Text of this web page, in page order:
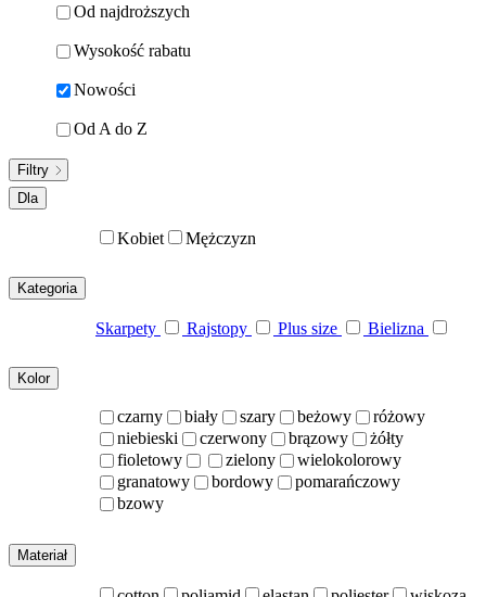
Od najdroższych
Wysokość rabatu
Nowości
Od A do Z
Filtry
Dla
Kobiet Mężczyzn
Kategoria
Skarpety Rajstopy Plus size Bielizna
Kolor
czarny biały szary beżowy
różowy
niebieski
czerwony brązowy
żółty
fioletowy
zielony
wielokolorowy
granatowy
bordowy
pomarańczowy
bzowy
Materiał